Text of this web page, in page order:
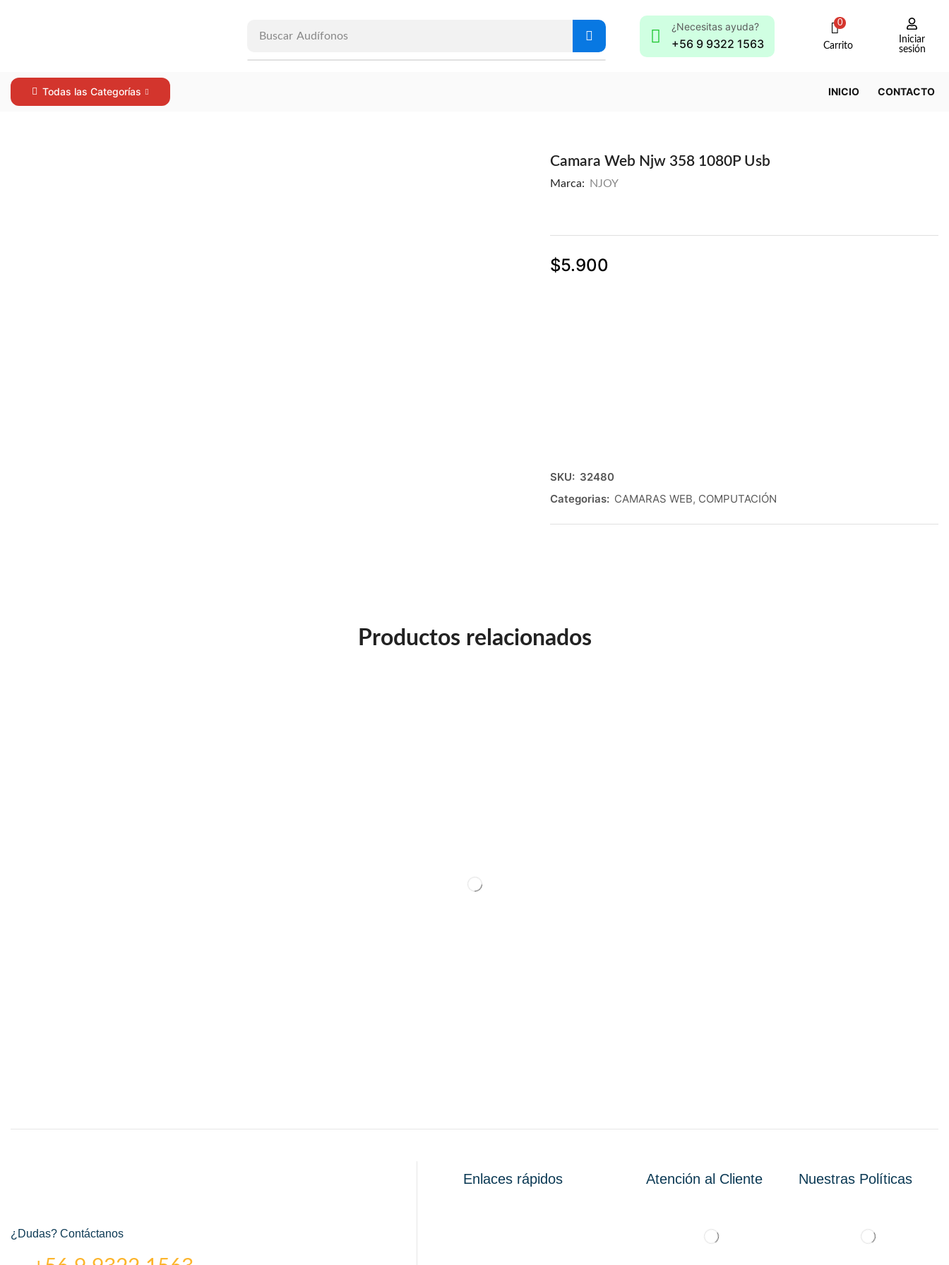
Buscar Audífonos
¿Necesitas ayuda?
+56 9 9322 1563
0
Carrito
Iniciar
sesión
Todas las Categorías INICIO CONTACTO
Camara Web Njw 358 1080P Usb
Marca: NJOY
$5.900
SKU: 32480
Categorias: CAMARAS WEB, COMPUTACIÓN
Productos relacionados
¿Dudas? Contáctanos
Enlaces rápidos Atención al Cliente Nuestras Políticas